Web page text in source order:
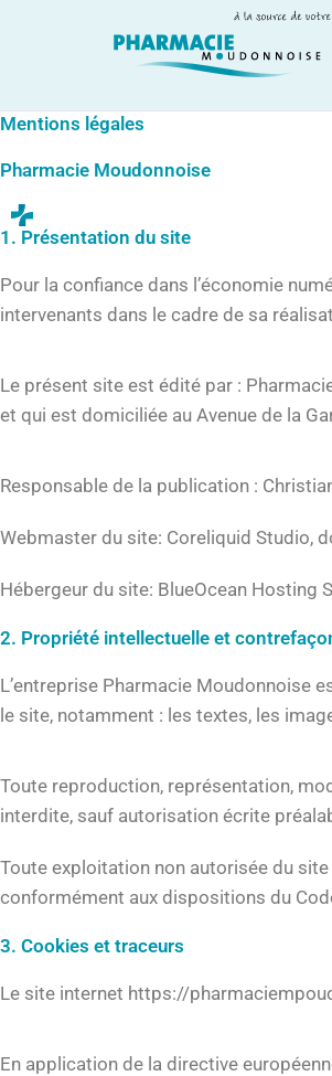
Mentions légales
Pharmacie Moudonnoise
1. Présentation du site
Pour la confiance dans l’économie
intervenants dans le cadre de sa
Le présent site est édité par :
et qui est domiciliée au Avenue de la
Responsable de la publication :
Webmaster du site: Coreliquid Studio,
Hébergeur du site: BlueOcean Hosting
2. Propriété intellectuelle et
L’entreprise Pharmacie Moudonnoise
le site, notamment : les textes, les
Toute reproduction, représentation,
interdite, sauf autorisation écrite
Toute exploitation non autorisée du
conformément aux dispositions du
3. Cookies et traceurs
Le site internet https://
En application de la directive